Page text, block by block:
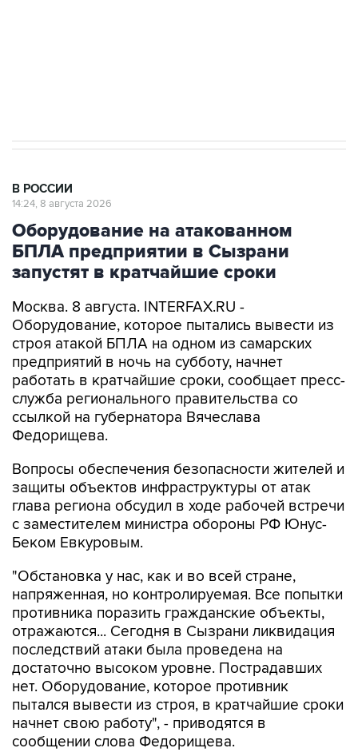
В РОССИИ
14:24, 8 августа 2026
Оборудование на атакованном
БПЛА предприятии в Сызрани
запустят в кратчайшие сроки
Москва. 8 августа. INTERFAX.RU -
Оборудование, которое пытались вывести из
строя атакой БПЛА на одном из самарских
предприятий в ночь на субботу, начнет
работать в кратчайшие сроки, сообщает пресс-
служба регионального правительства со
ссылкой на губернатора Вячеслава
Федорищева.
Вопросы обеспечения безопасности жителей и
защиты объектов инфраструктуры от атак
глава региона обсудил в ходе рабочей встречи
с заместителем министра обороны РФ Юнус-
Беком Евкуровым.
"Обстановка у нас, как и во всей стране,
напряженная, но контролируемая. Все попытки
противника поразить гражданские объекты,
отражаются... Сегодня в Сызрани ликвидация
последствий атаки была проведена на
достаточно высоком уровне. Пострадавших
нет. Оборудование, которое противник
пытался вывести из строя, в кратчайшие сроки
начнет свою работу", - приводятся в
сообщении слова Федорищева.